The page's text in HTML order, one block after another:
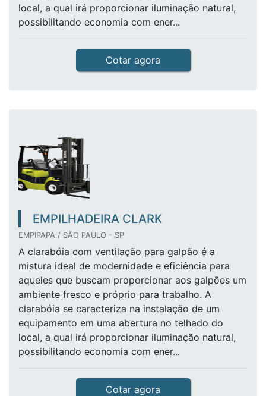
local, a qual irá proporcionar iluminação natural,
possibilitando economia com ener...
Cotar agora
EMPILHADEIRA CLARK
EMPIPAPA / SÃO PAULO - SP
A clarabóia com ventilação para galpão é a
mistura ideal de modernidade e eficiência para
aqueles que buscam proporcionar aos galpões um
ambiente fresco e próprio para trabalho. A
clarabóia se caracteriza na instalação de um
equipamento em uma abertura no telhado do
local, a qual irá proporcionar iluminação natural,
possibilitando economia com ener...
Cotar agora